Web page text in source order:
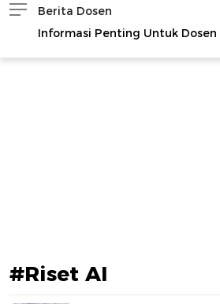
Berita Dosen
Informasi Penting Untuk Dosen
#Riset AI